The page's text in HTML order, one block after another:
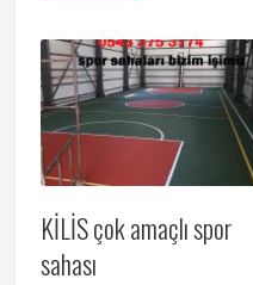
KİLİS çok amaçlı spor
sahası